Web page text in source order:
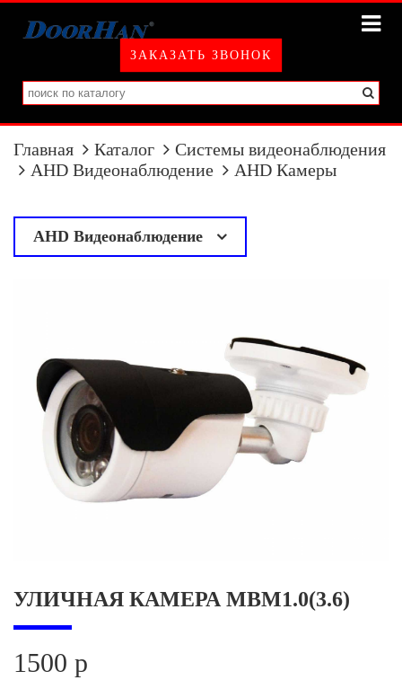
ЗАКАЗАТЬ ЗВОНОК
Главная Каталог
Системы видеонаблюдения
AHD Видеонаблюдение
AHD Камеры
AHD Видеонаблюдение
УЛИЧНАЯ КАМЕРА MBM1.0(3.6)
1500 р